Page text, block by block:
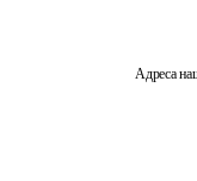
Адреса